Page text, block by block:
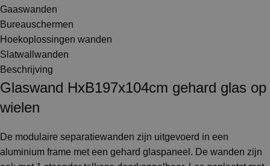
Gaaswanden
Bureauschermen
Hoekoplossingen wanden
Slatwallwanden
Beschrijving
Glaswand HxB197x104cm gehard glas op
wielen
De modulaire separatiewanden zijn uitgevoerd in een
aluminium frame met een gehard glaspaneel. De wanden zijn